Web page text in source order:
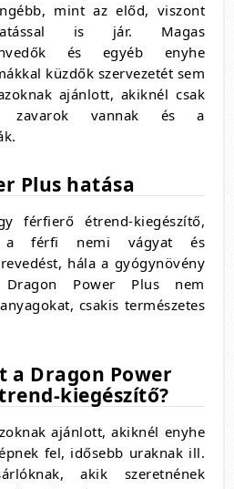
mint az előd, viszont
is jár. Magas
és egyéb enyhe
küzdők szervezetét sem
ajánlott, akiknél csak
zavarok vannak és a
Plus hatása
férfierő étrend-kiegészítő,
a férfi nemi vágyat és
hála a gyógynövény
Dragon Power Plus nem
csakis természetes
a Dragon Power
kiegészítő?
ajánlott, akiknél enyhe
fel, idősebb uraknak ill.
akik szeretnének